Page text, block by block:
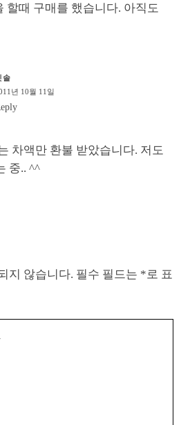
할때 구매를 했습니다. 아직도
솔
년 10월 11일
차액만 환불 받았습니다. 저도
중.. ^^
지 않습니다. 필수 필드는 *로 표